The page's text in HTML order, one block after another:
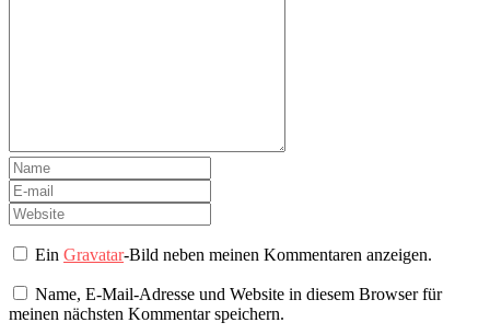
EinGravatar-Bild neben meinen Kommentaren anzeigen.
Name, E-Mail-Adresse und Website in diesem Browser für
meinen nächsten Kommentar speichern.